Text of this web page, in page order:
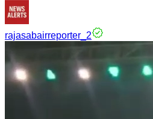
rajasabairreporter_2